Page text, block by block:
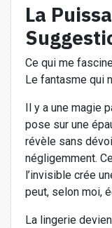
La
Ce qui me
Le fantasme qui
Il y a une magie
pose sur une
révèle sans
négligemment.
l’invisible crée
peut, selon moi,
La lingerie